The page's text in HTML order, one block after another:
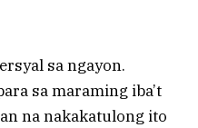
sa ngayon.
sa maraming iba’t
na nakakatulong ito